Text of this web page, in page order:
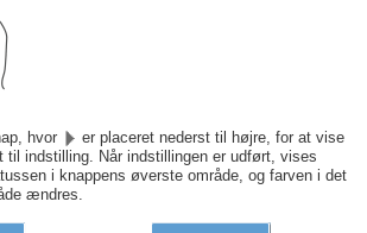
hvor
er placeret nederst til højre, for at vise
indstilling. Når indstillingen er udført, vises
i knappens øverste område, og farven i det
ændres.